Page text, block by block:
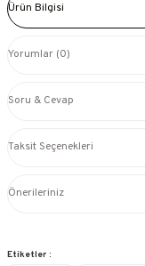
Ürün Bilgisi
Yorumlar (0)
Soru & Cevap
Taksit Seçenekleri
Önerileriniz
Etiketler :